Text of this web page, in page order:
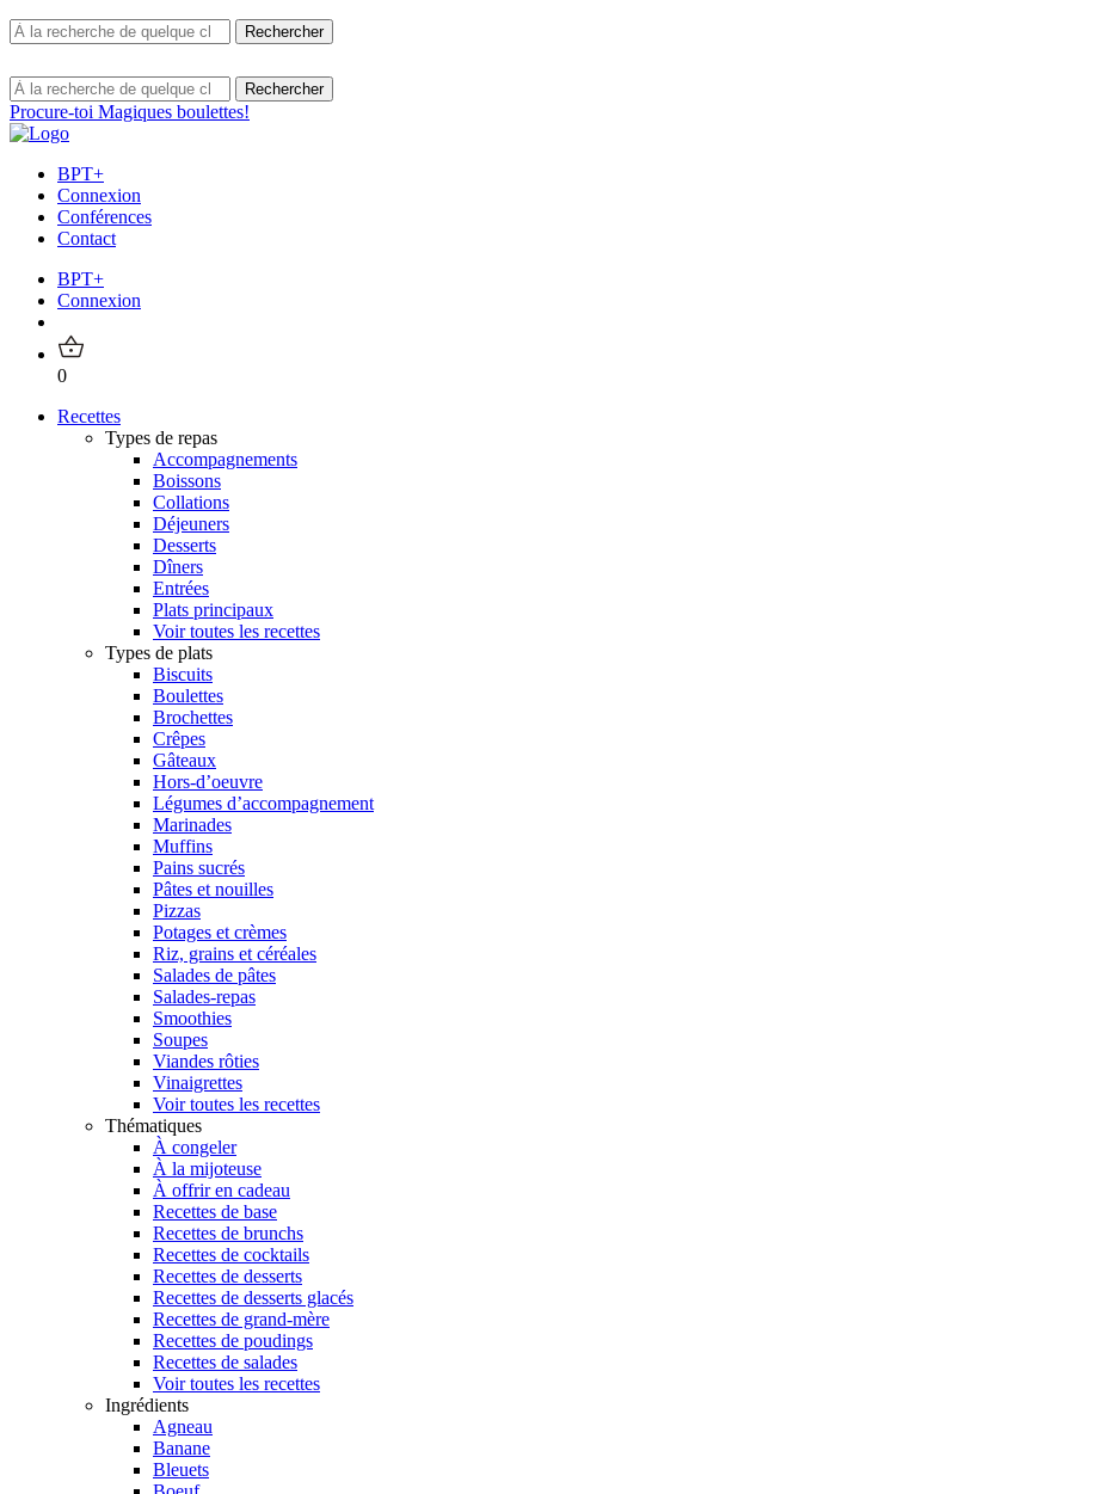
Procure-toi Magiques boulettes!
BPT+
Connexion
Conférences
Contact
BPT+
Connexion
0
Recettes
Types de repas
Accompagnements
Boissons
Collations
Déjeuners
Desserts
Dîners
Entrées
Plats principaux
Voir toutes les recettes
Types de plats
Biscuits
Boulettes
Brochettes
Crêpes
Gâteaux
Hors-d’oeuvre
Légumes d’accompagnement
Marinades
Muffins
Pains sucrés
Pâtes et nouilles
Pizzas
Potages et crèmes
Riz, grains et céréales
Salades de pâtes
Salades-repas
Smoothies
Soupes
Viandes rôties
Vinaigrettes
Voir toutes les recettes
Thématiques
À congeler
À la mijoteuse
À offrir en cadeau
Recettes de base
Recettes de brunchs
Recettes de cocktails
Recettes de desserts
Recettes de desserts glacés
Recettes de grand-mère
Recettes de poudings
Recettes de salades
Voir toutes les recettes
Ingrédients
Agneau
Banane
Bleuets